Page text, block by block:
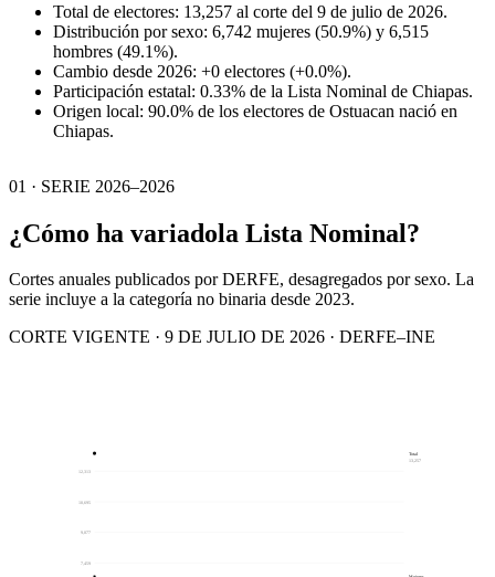
Total de electores: 13,257 al corte del 9 de julio de 2026.
Distribución por sexo: 6,742 mujeres (50.9%) y 6,515
hombres (49.1%).
Cambio desde 2026: +0 electores (+0.0%).
Participación estatal: 0.33% de la Lista Nominal de Chiapas.
Origen local: 90.0% de los electores de Ostuacan nació en
Chiapas.
01 · SERIE 2026–2026
¿Cómo ha variadola Lista Nominal?
Cortes anuales publicados por DERFE, desagregados por sexo. La
serie incluye a la categoría no binaria desde 2023.
CORTE VIGENTE · 9 DE JULIO DE 2026 · DERFE–INE
7,459
9,077
10,695
12,313
Total
13,257